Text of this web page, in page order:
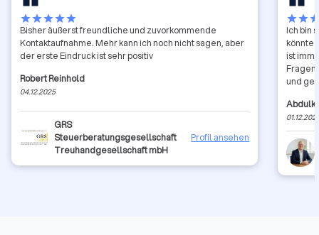
starstarstarstarstar
Bisher äußerst freundliche und zuvorkommende
Kontaktaufnahme. Mehr kann ich noch nicht sagen, aber
der erste Eindruck ist sehr positiv
Robert Reinhold
04.12.2025
GRS
Steuerberatungsgesellschaft
Treuhandgesellschaft mbH
Profil ansehen
starstar
Ich bin
könnte
ist
Fragen
und
und ich
ihn
den
hier